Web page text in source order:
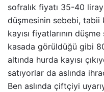
sofralık fiyatı 35-40
düşmesinin sebebi, tabii
kayısı fiyatlarının
kasada görüldüğü gibi
altında hurda kayısı
satıyorlar da aslında
Ben aslında çiftçiyi